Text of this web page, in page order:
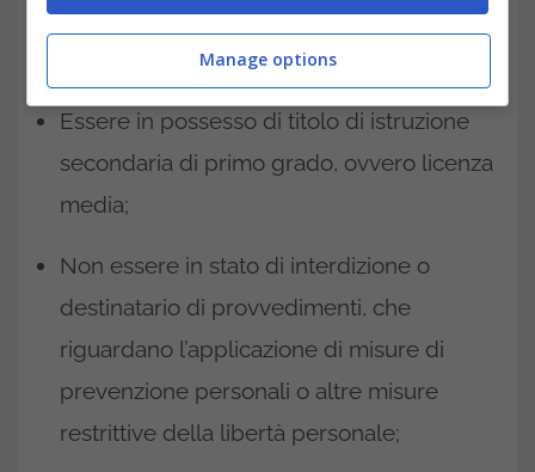
essere stato rinviato a giudizio in
procedimenti pendenti;
Essere in possesso di titolo di istruzione
secondaria di primo grado, ovvero licenza
media;
Non essere in stato di interdizione o
destinatario di provvedimenti, che
riguardano l’applicazione di misure di
prevenzione personali o altre misure
restrittive della libertà personale;
Manage options